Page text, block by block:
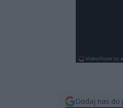
Dodaj nas do